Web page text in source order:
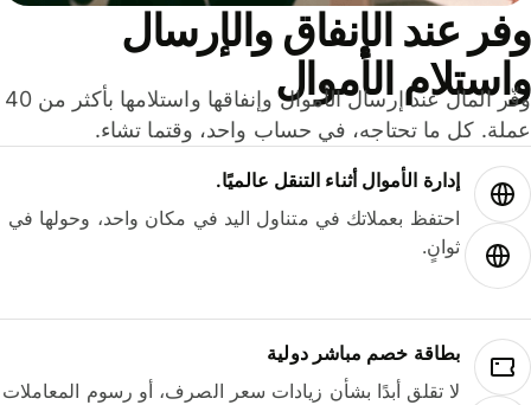
عند الإنفاق والإرسال
الأموال
وفّر المال عند إرسال الأموال وإنفاقها واستلامها بأكثر من 40
كل ما تحتاجه، في حساب واحد، وقتما تشاء.
إدارة الأموال أثناء التنقل عالميًا.
احتفظ بعملاتك في متناول اليد في مكان واحد، وحولها في
ثوانٍ.
بطاقة خصم مباشر دولية
لا تقلق أبدًا بشأن زيادات سعر الصرف، أو رسوم المعاملات